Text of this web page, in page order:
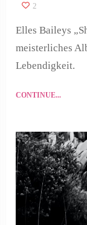
2
Elles Baileys
meisterliches
Lebendigkeit.
CONTINUE...